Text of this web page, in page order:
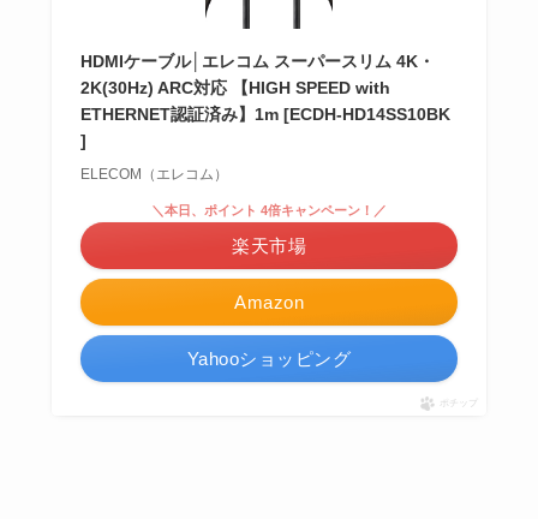
HDMIケーブル│エレコム スーパースリム 4K・
2K(30Hz) ARC対応 【HIGH SPEED with
ETHERNET認証済み】1m [ECDH-HD14SS10BK
]
ELECOM（エレコム）
Amazon
＼本日、ポイント 4倍キャンペーン！／
楽天市場
Yahooショッピング
ポチップ